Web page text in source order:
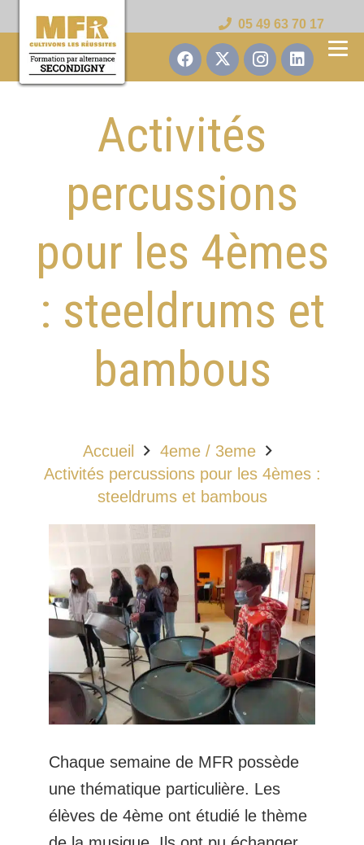
05 49 63 70 17
Activités
percussions
pour les 4èmes
: steeldrums et
bambous
Accueil
4eme / 3eme
Activités percussions pour les 4èmes :
steeldrums et bambous
Chaque semaine de MFR possède
une thématique particulière. Les
élèves de 4ème ont étudié le thème